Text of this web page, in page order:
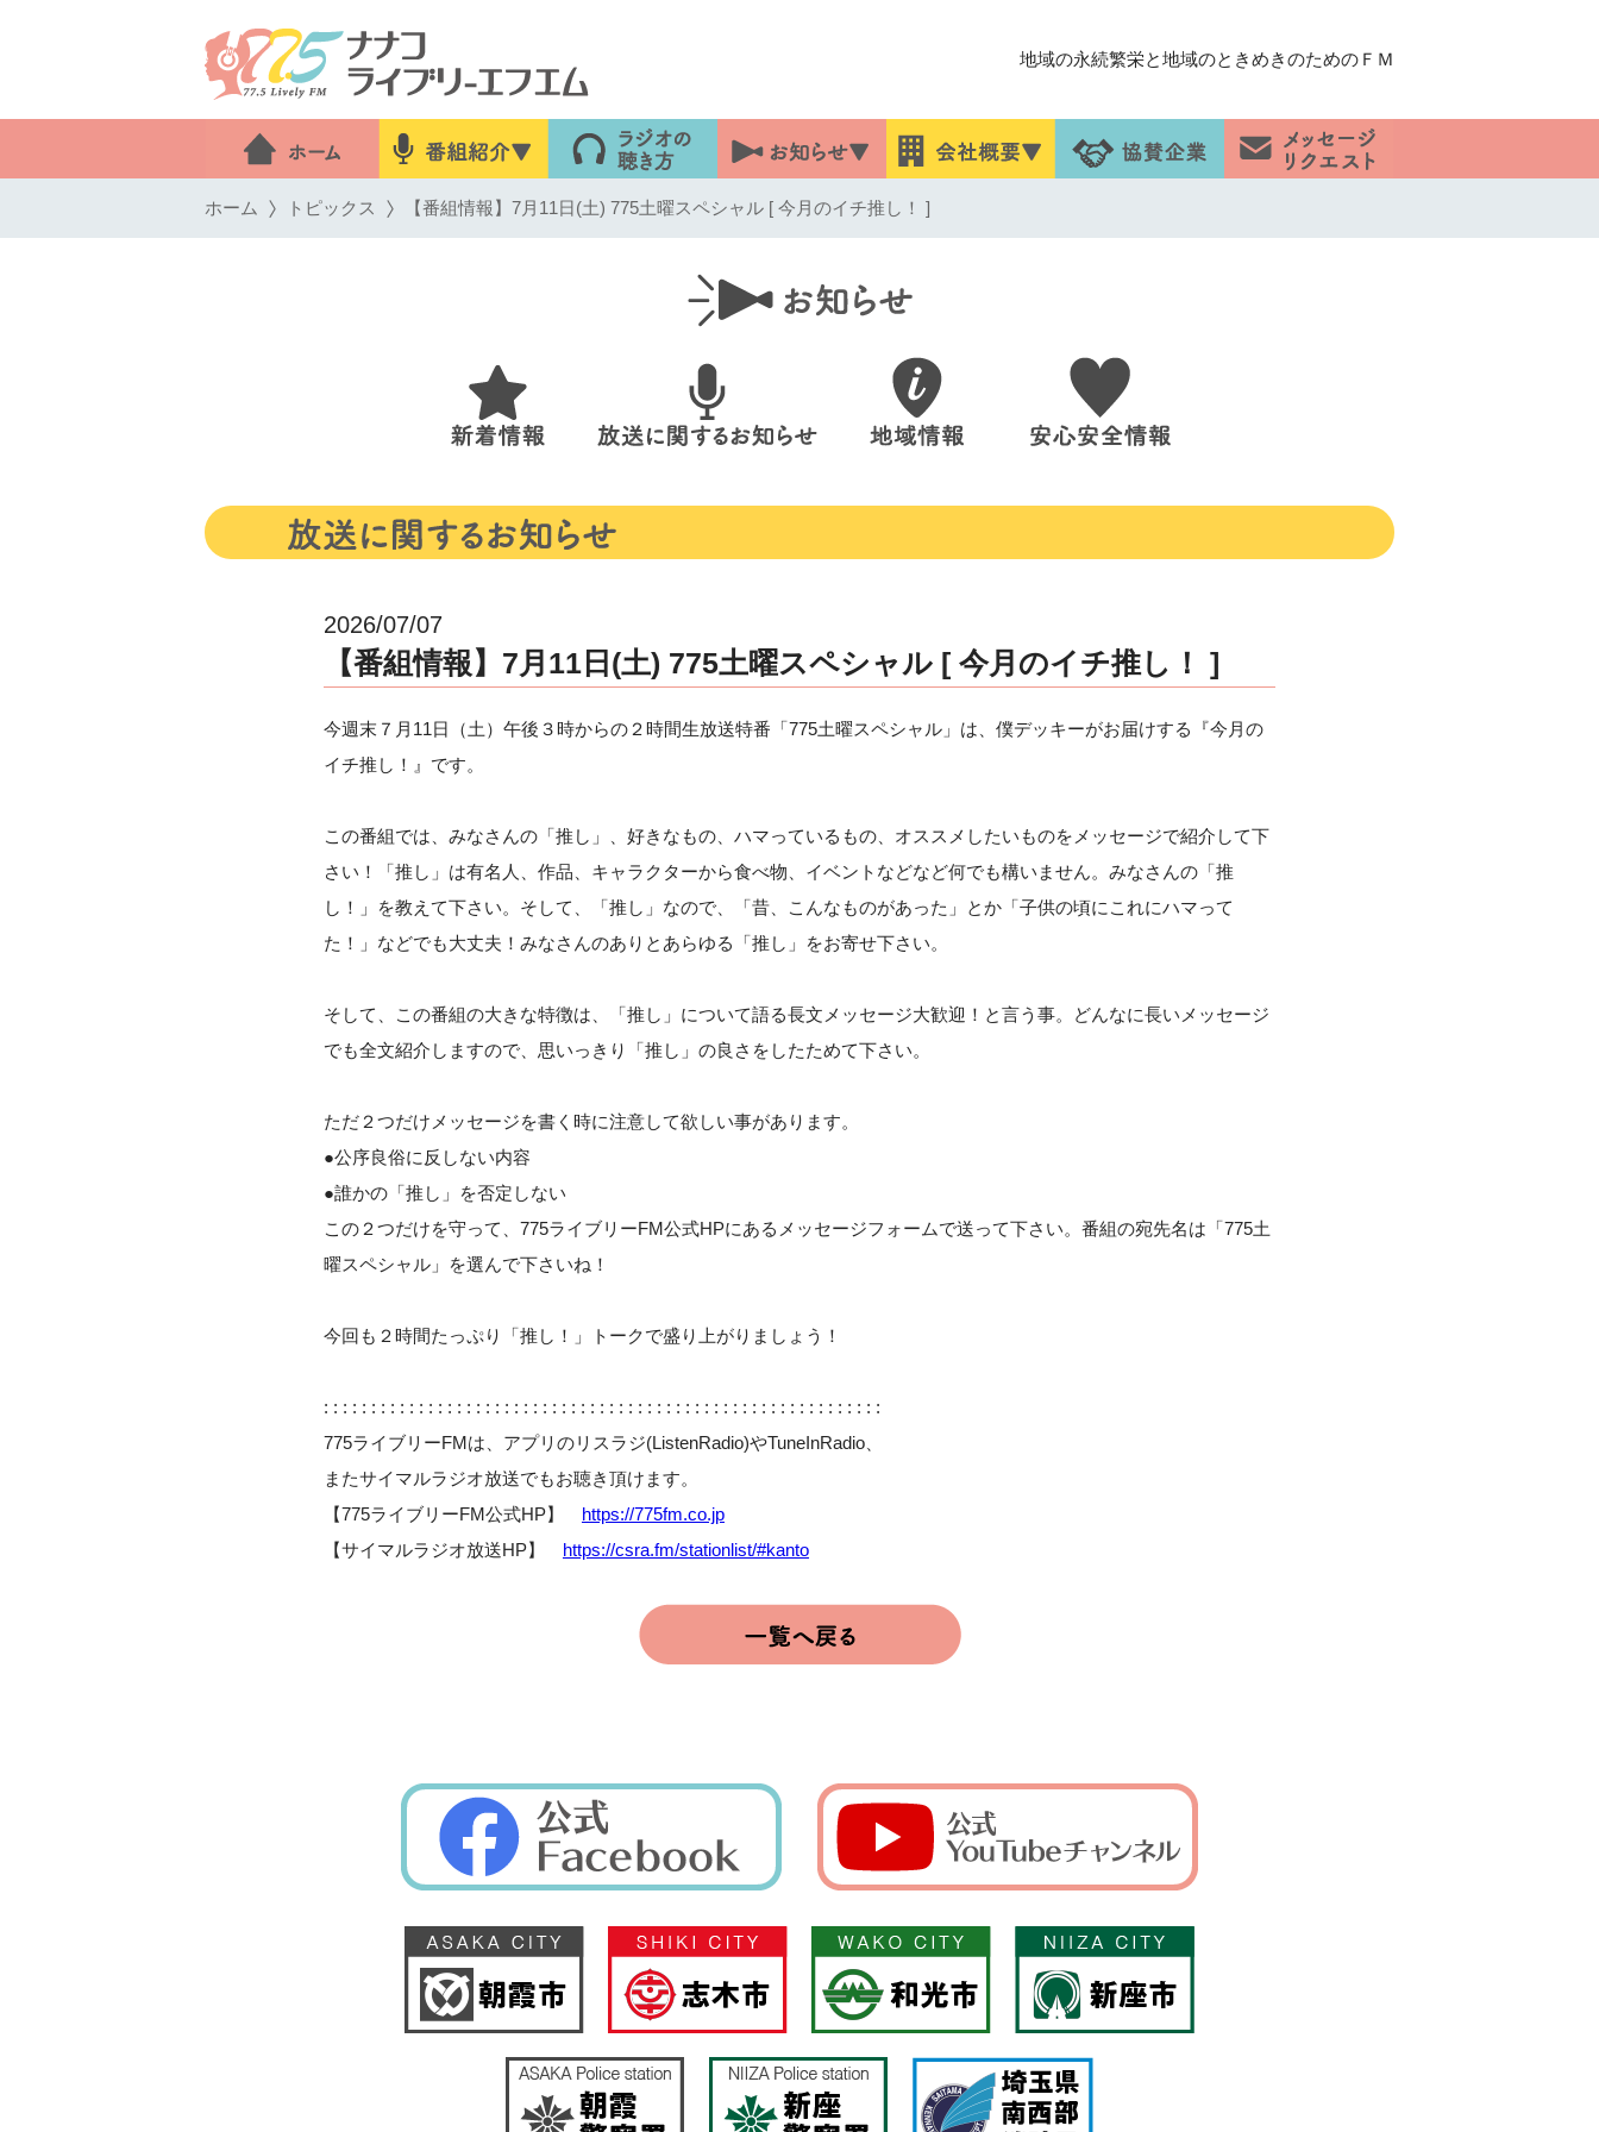
地域の永続繁栄と地域のときめきのためのＦＭ
ホーム トピックス 【番組情報】7月11日(土) 775土曜スペシャル [ 今月のイチ推し！ ]
2026/07/07
【番組情報】7月11日(土) 775土曜スペシャル [ 今月のイチ推し！ ]
今週末７月11日（土）午後３時からの２時間生放送特番「775土曜スペシャル」は、僕デッキーがお届けする『今月の
イチ推し！』です。
この番組では、みなさんの「推し」、好きなもの、ハマっているもの、オススメしたいものをメッセージで紹介して下
さい！「推し」は有名人、作品、キャラクターから食べ物、イベントなどなど何でも構いません。みなさんの「推
し！」を教えて下さい。そして、「推し」なので、「昔、こんなものがあった」とか「子供の頃にこれにハマって
た！」などでも大丈夫！みなさんのありとあらゆる「推し」をお寄せ下さい。
そして、この番組の大きな特徴は、「推し」について語る長文メッセージ大歓迎！と言う事。どんなに長いメッセージ
でも全文紹介しますので、思いっきり「推し」の良さをしたためて下さい。
ただ２つだけメッセージを書く時に注意して欲しい事があります。
●公序良俗に反しない内容
●誰かの「推し」を否定しない
この２つだけを守って、775ライブリーFM公式HPにあるメッセージフォームで送って下さい。番組の宛先名は「775土
曜スペシャル」を選んで下さいね！
今回も２時間たっぷり「推し！」トークで盛り上がりましょう！
: : : : : : : : : : : : : : : : : : : : : : : : : : : : : : : : : : : : : : : : : : : : : : : : : : : : : : : : : : :
775ライブリーFMは、アプリのリスラジ(ListenRadio)やTuneInRadio、
またサイマルラジオ放送でもお聴き頂けます。
【775ライブリーFM公式HP】 https://775fm.co.jp
【サイマルラジオ放送HP】 https://csra.fm/stationlist/#kanto